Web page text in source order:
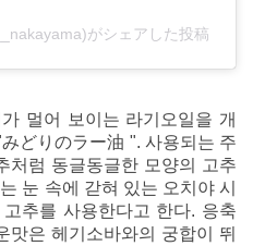
がシェアした投稿
멀어 보이는 라기오일을 개
どりのラー油 ". 사용되는 주
처럼 동글동글한 모양의 고추
눈 속에 갇혀 있는 오치야 시
추를 사용한다고 한다. 응축
맛은 헤기소바와의 궁합이 뛰